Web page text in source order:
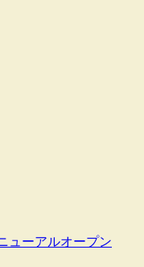
ューアルオープン